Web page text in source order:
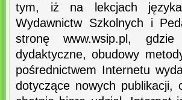
tym, iż na lekcjach
Wydawnictw Szkolnych i
stronę www.wsip.pl,
dydaktyczne, obudowy
pośrednictwem Internetu
dotyczące nowych publikacji,